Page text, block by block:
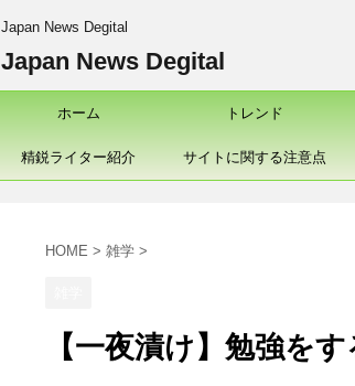
Japan News Degital
Japan News Degital
ホーム トレンド
精鋭ライター紹介 サイトに関する注意点
HOME > 雑学 >
【一夜漬け】勉強を